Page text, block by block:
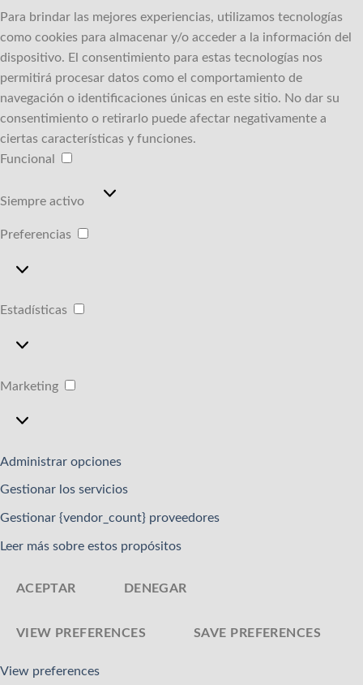
Para brindar las mejores experiencias, utilizamos tecnologías
como cookies para almacenar y/o acceder a la información del
dispositivo. El consentimiento para estas tecnologías nos
permitirá procesar datos como el comportamiento de
navegación o identificaciones únicas en este sitio. No dar su
consentimiento o retirarlo puede afectar negativamente a
ciertas características y funciones.
Funcional
Siempre activo
Preferencias
Preferencias
Estadísticas
Estadísticas
Marketing
Marketing
Administrar opciones
Gestionar los servicios
Gestionar {vendor_count} proveedores
Leer más sobre estos propósitos
ACEPTAR DENEGAR
VIEW PREFERENCES SAVE PREFERENCES
View preferences